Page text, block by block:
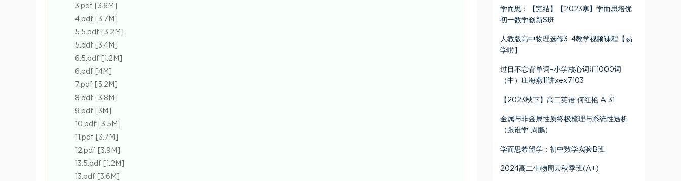
3.pdf [3.6M]
4.pdf [3.7M]
5.5.pdf [3.2M]
5.pdf [3.4M]
6.5.pdf [1.2M]
6.pdf [4M]
7.pdf [5.2M]
8.pdf [3.8M]
9.pdf [3M]
10.pdf [3.5M]
11.pdf [3.7M]
12.pdf [3.9M]
13.5.pdf [1.2M]
13.pdf [3.6M]
学而思：【完结】【2023寒】学而思培优
初一数学创新S班
人教版高中物理选修3-4教学视频课程【易
学啦】
过目不忘背单词–小学核心词汇1000词
（中）庄海燕11讲xex7103
【2023秋下】高二英语 何红艳 A 31
金属与非金属性质终极梳理与系统性透析
（跟谁学 周鹏）
学而思希望学：初中数学实验B班
2024高二生物周云秋季班(A+)